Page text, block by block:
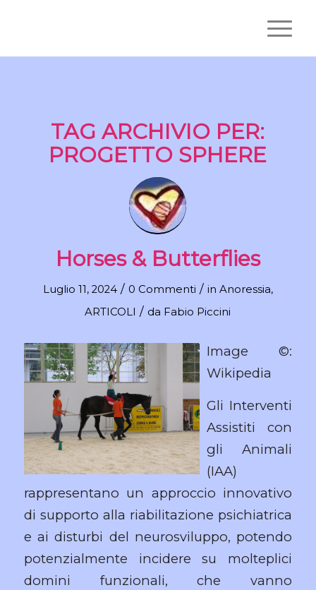
TAG ARCHIVIO PER:
PROGETTO SPHERE
Horses & Butterflies
Luglio 11, 2024 / 0 Commenti / in Anoressia,
ARTICOLI / da Fabio Piccini
Image ©:
Wikipedia
Gli Interventi
Assistiti con
gli Animali
(IAA)
rappresentano un approccio innovativo
di supporto alla riabilitazione psichiatrica
e ai disturbi del neurosviluppo, potendo
potenzialmente incidere su molteplici
domini funzionali, che vanno